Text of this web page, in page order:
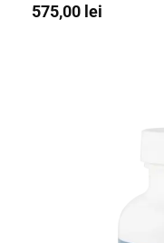
575,00 lei